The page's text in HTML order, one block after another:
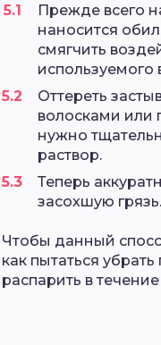
Прежде всего
наносится
смягчить
используемого
Оттереть
волосками или
нужно
раствор.
Теперь
засохшую грязь.
Чтобы данный
как пытаться
распарить в